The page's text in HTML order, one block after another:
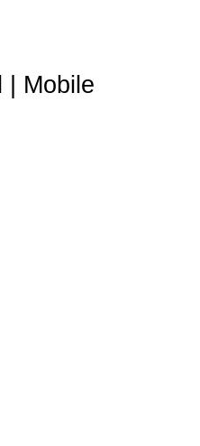
Mobile